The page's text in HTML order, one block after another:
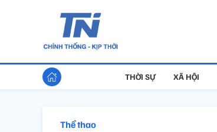
THỜI SỰ XÃ HỘI
Thể thao